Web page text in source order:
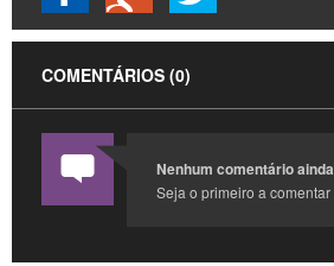
COMENTÁRIOS (0)
Nenhum comentário ainda
Seja o primeiro a comentar